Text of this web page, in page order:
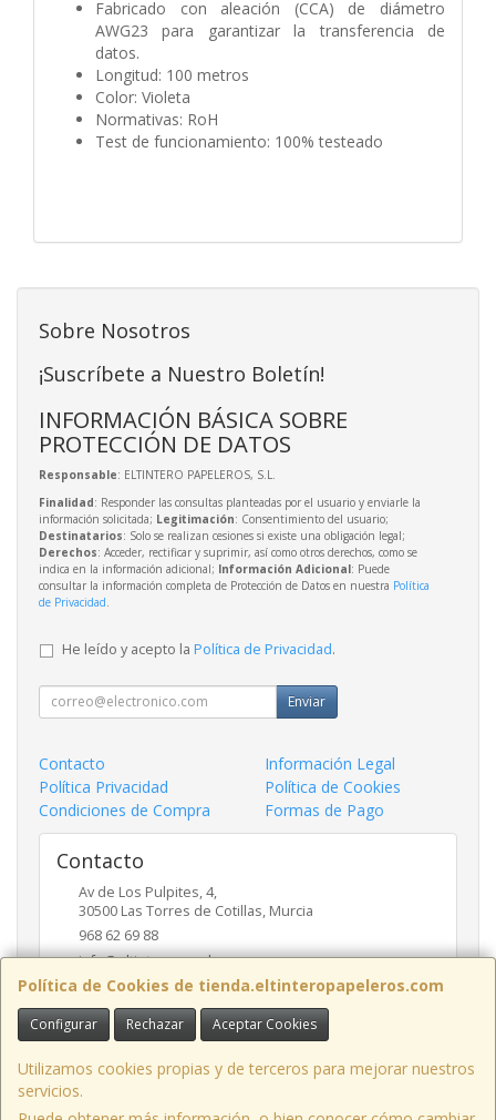
Fabricado con aleación (CCA) de diámetro
AWG23 para garantizar la transferencia de
datos.
Longitud: 100 metros
Color: Violeta
Normativas: RoH
Test de funcionamiento: 100% testeado
Política de Cookies de tienda.eltinteropapeleros.com
Configurar Rechazar Aceptar Cookies
Utilizamos cookies propias y de terceros para mejorar nuestros
servicios.
Sobre Nosotros
¡Suscríbete a Nuestro Boletín!
INFORMACIÓN BÁSICA SOBRE
PROTECCIÓN DE DATOS
Responsable: ELTINTERO PAPELEROS, S.L.
Finalidad: Responder las consultas planteadas por el usuario y enviarle la
información solicitada; Legitimación: Consentimiento del usuario;
Destinatarios: Solo se realizan cesiones si existe una obligación legal;
Derechos: Acceder, rectificar y suprimir, así como otros derechos, como se
indica en la información adicional; Información Adicional: Puede
consultar la información completa de Protección de Datos en nuestra Política
de Privacidad
He leído y acepto la Política de Privacidad.
Enviar
Contacto
Información Legal
Política Privacidad
Política de Cookies
Condiciones de Compra
Formas de Pago
Contacto
Av de Los Pulpites, 4,
30500 Las Torres de Cotillas, Murcia
968 62 69 88
info@eltinteropapeleros.com
Horario
8:00 a 14:00 - 17:00 a 20:30